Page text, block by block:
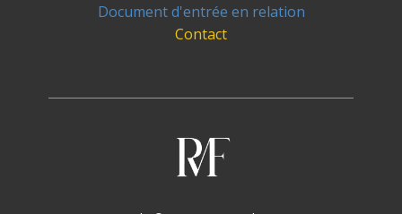
Document d'entrée en relation
Contact